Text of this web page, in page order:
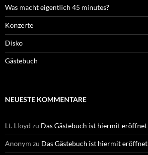
Was macht eigentlich 45 minutes?
Konzerte
Disko
Gästebuch
NEUESTE KOMMENTARE
Lt. Lloyd zu Das Gästebuch ist hiermit eröffnet
Anonym zu Das Gästebuch ist hiermit eröffnet